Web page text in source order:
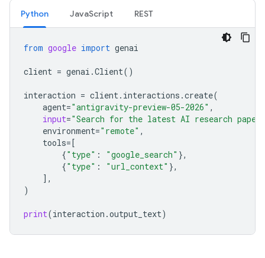
Python JavaScript REST
from google import genai
client = genai .Client()
interaction = client. interactions .create(
agent="antigravity-preview-05-2026" ,
input="Search for the latest AI research
environment="remote" ,
tools=[
{"type" : "google_search" },
{"type" : "url_context" },
],
)
print(interaction .output_text)